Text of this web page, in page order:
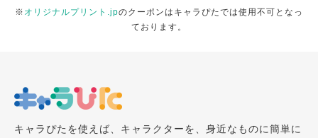
※ オリジナルプリント.jpのクーポンはキャラぴたでは使用不可となっ
ております。
キャラぴたを使えば、キャラクターを、身近なものに簡単に